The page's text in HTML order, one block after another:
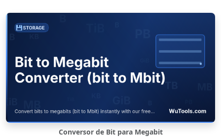
Conversor de Bit para Megabit